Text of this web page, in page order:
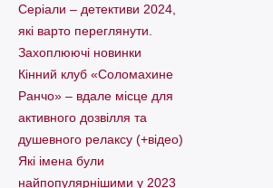
Серіали – детективи 2024,
які варто пеpеглянути.
Захоплюючі новинки
Кінний клуб «Соломахине
Ранчо» – вдале місце для
активного дозвілля та
душевного релаксу (+відео)
Які імена були
найпопулярнішими у 2023